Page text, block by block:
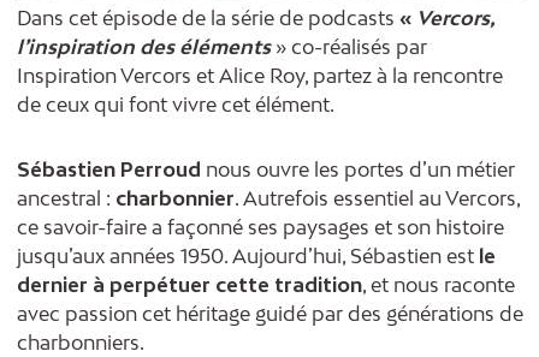
Dans cet épisode de la série de podcasts « Vercors,
l’inspiration des éléments» co-réalisés par
Inspiration Vercors et Alice Roy, partez à la rencontre
de ceux qui font vivre cet élément.
Sébastien Perroud nous ouvre les portes d’un métier
ancestral : charbonnier. Autrefois essentiel au Vercors,
ce savoir-faire a façonné ses paysages et son histoire
jusqu’aux années 1950. Aujourd’hui, Sébastien est le
dernier à perpétuer cette tradition, et nous raconte
avec passion cet héritage guidé par des générations de
charbonniers.